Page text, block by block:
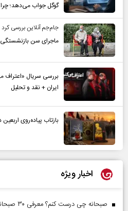
گوگل جواب می‌دهد؛ چرا
جام‌جم آنلاین بررسی کرد
ماجرای سن بازنشستگی ۵۵ و ۶۲ ساله چیست؟
بررسی سریال «اعتراف
ایران + نقد و تحلیل
بازتاب پیاده‌روی
اخبار ویژه
صبحانه